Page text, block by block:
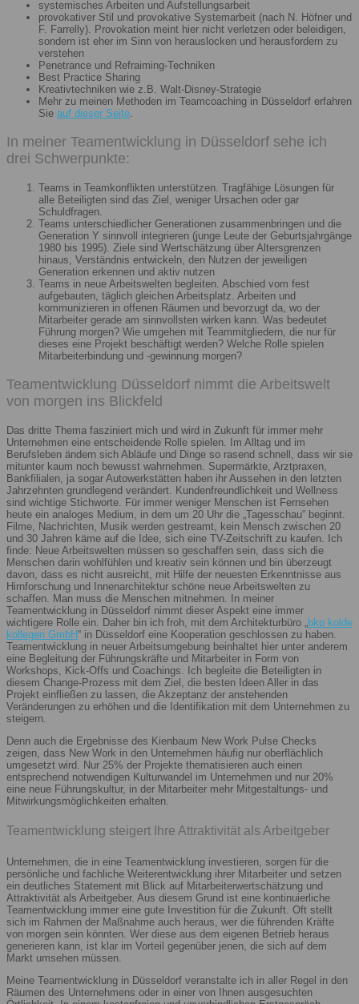
systemisches Arbeiten und Aufstellungsarbeit
provokativer Stil und provokative Systemarbeit (nach N. Höfner und
F. Farrelly). Provokation meint hier nicht verletzen oder beleidigen,
sondern ist eher im Sinn von herauslocken und herausfordern zu
verstehen
Penetrance und Refraiming-Techniken
Best Practice Sharing
Kreativtechniken wie z.B. Walt-Disney-Strategie
Mehr zu meinen Methoden im Teamcoaching in Düsseldorf erfahren
Sie auf dieser Seite.
In meiner Teamentwicklung in Düsseldorf sehe ich
drei Schwerpunkte:
Teams in Teamkonflikten unterstützen. Tragfähige Lösungen für
alle Beteiligten sind das Ziel, weniger Ursachen oder gar
Schuldfragen.
Teams unterschiedlicher Generationen zusammenbringen und die
Generation Y sinnvoll integrieren (junge Leute der Geburtsjahrgänge
1980 bis 1995). Ziele sind Wertschätzung über Altersgrenzen
hinaus, Verständnis entwickeln, den Nutzen der jeweiligen
Generation erkennen und aktiv nutzen
Teams in neue Arbeitswelten begleiten. Abschied vom fest
aufgebauten, täglich gleichen Arbeitsplatz. Arbeiten und
kommunizieren in offenen Räumen und bevorzugt da, wo der
Mitarbeiter gerade am sinnvollsten wirken kann. Was bedeutet
Führung morgen? Wie umgehen mit Teammitgliedern, die nur für
dieses eine Projekt beschäftigt werden? Welche Rolle spielen
Mitarbeiterbindung und -gewinnung morgen?
Teamentwicklung Düsseldorf nimmt die Arbeitswelt
von morgen ins Blickfeld
Das dritte Thema fasziniert mich und wird in Zukunft für immer mehr
Unternehmen eine entscheidende Rolle spielen. Im Alltag und im
Berufsleben ändern sich Abläufe und Dinge so rasend schnell, dass wir sie
mitunter kaum noch bewusst wahrnehmen. Supermärkte, Arztpraxen,
Bankfilialen, ja sogar Autowerkstätten haben ihr Aussehen in den letzten
Jahrzehnten grundlegend verändert. Kundenfreundlichkeit und Wellness
sind wichtige Stichworte. Für immer weniger Menschen ist Fernsehen
heute ein analoges Medium, in dem um 20 Uhr die „Tagesschau“ beginnt.
Filme, Nachrichten, Musik werden gestreamt, kein Mensch zwischen 20
und 30 Jahren käme auf die Idee, sich eine TV-Zeitschrift zu kaufen. Ich
finde: Neue Arbeitswelten müssen so geschaffen sein, dass sich die
Menschen darin wohlfühlen und kreativ sein können und bin überzeugt
davon, dass es nicht ausreicht, mit Hilfe der neuesten Erkenntnisse aus
Hirnforschung und Innenarchitektur schöne neue Arbeitswelten zu
schaffen. Man muss die Menschen mitnehmen. In meiner
Teamentwicklung in Düsseldorf nimmt dieser Aspekt eine immer
wichtigere Rolle ein. Daher bin ich froh, mit dem Architekturbüro „bkp kolde
kollegen GmbH“ in Düsseldorf eine Kooperation geschlossen zu haben.
Teamentwicklung in neuer Arbeitsumgebung beinhaltet hier unter anderem
eine Begleitung der Führungskräfte und Mitarbeiter in Form von
Workshops, Kick-Offs und Coachings. Ich begleite die Beteiligten in
diesem Change-Prozess mit dem Ziel, die besten Ideen Aller in das
Projekt einfließen zu lassen, die Akzeptanz der anstehenden
Veränderungen zu erhöhen und die Identifikation mit dem Unternehmen zu
steigern.
Denn auch die Ergebnisse des Kienbaum New Work Pulse Checks
zeigen, dass New Work in den Unternehmen häufig nur oberflächlich
umgesetzt wird. Nur 25% der Projekte thematisieren auch einen
entsprechend notwendigen Kulturwandel im Unternehmen und nur 20%
eine neue Führungskultur, in der Mitarbeiter mehr Mitgestaltungs- und
Mitwirkungsmöglichkeiten erhalten.
Teamentwicklung steigert Ihre Attraktivität als Arbeitgeber
Unternehmen, die in eine Teamentwicklung investieren, sorgen für die
persönliche und fachliche Weiterentwicklung ihrer Mitarbeiter und setzen
ein deutliches Statement mit Blick auf Mitarbeiterwertschätzung und
Attraktivität als Arbeitgeber. Aus diesem Grund ist eine kontinuierliche
Teamentwicklung immer eine gute Investition für die Zukunft. Oft stellt
sich im Rahmen der Maßnahme auch heraus, wer die führenden Kräfte
von morgen sein könnten. Wer diese aus dem eigenen Betrieb heraus
generieren kann, ist klar im Vorteil gegenüber jenen, die sich auf dem
Markt umsehen müssen.
Meine Teamentwicklung in Düsseldorf veranstalte ich in aller Regel in den
Räumen des Unternehmens oder in einer von Ihnen ausgesuchten